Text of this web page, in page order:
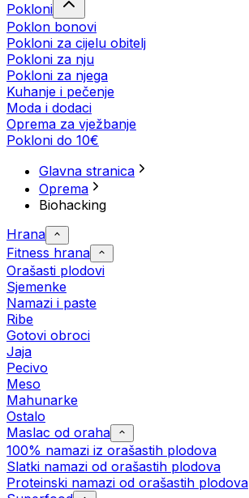
Pokloni
Poklon bonovi
Pokloni za cijelu obitelj
Pokloni za nju
Pokloni za njega
Kuhanje i pečenje
Moda i dodaci
Oprema za vježbanje
Pokloni do 10€
Glavna stranica
Oprema
Biohacking
Hrana
Fitness hrana
Orašasti plodovi
Sjemenke
Namazi i paste
Ribe
Gotovi obroci
Jaja
Pecivo
Meso
Mahunarke
Ostalo
Maslac od oraha
100% namazi iz orašastih plodova
Slatki namazi od orašastih plodova
Proteinski namazi od orašastih plodova